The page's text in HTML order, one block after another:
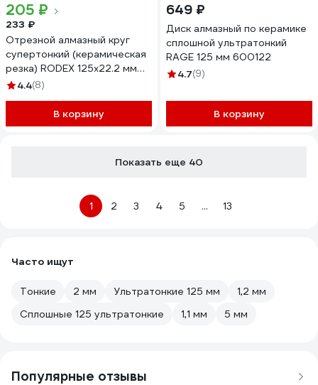
205 ₽
233 ₽
Отрезной алмазный круг
супертонкий (керамическая
резка) RODEX 125х22.2 мм
RRD125
4.4(8)
В корзину
649 ₽
Диск алмазный по керамике
сплошной ультратонкий
RAGE 125 мм 600122
4.7(9)
В корзину
Показать еще 40
1 2 3 4 5 ... 13
Часто ищут
Тонкие 2 мм Ультратонкие 125 мм
1,2 мм
Сплошные 125 ультратонкие
1,1 мм 5 мм
Популярные отзывы